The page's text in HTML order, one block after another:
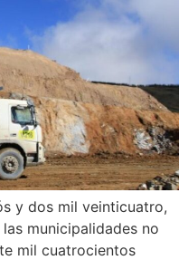
y dos mil veinticuatro,
municipalidades no
mil cuatrocientos